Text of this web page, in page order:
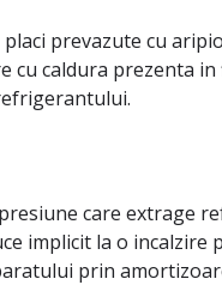
prevazute cu
cu caldura prezenta
care
implicit la o
prin